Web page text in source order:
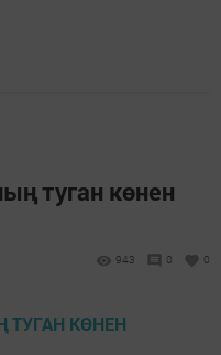
туган көнен
943 0 0